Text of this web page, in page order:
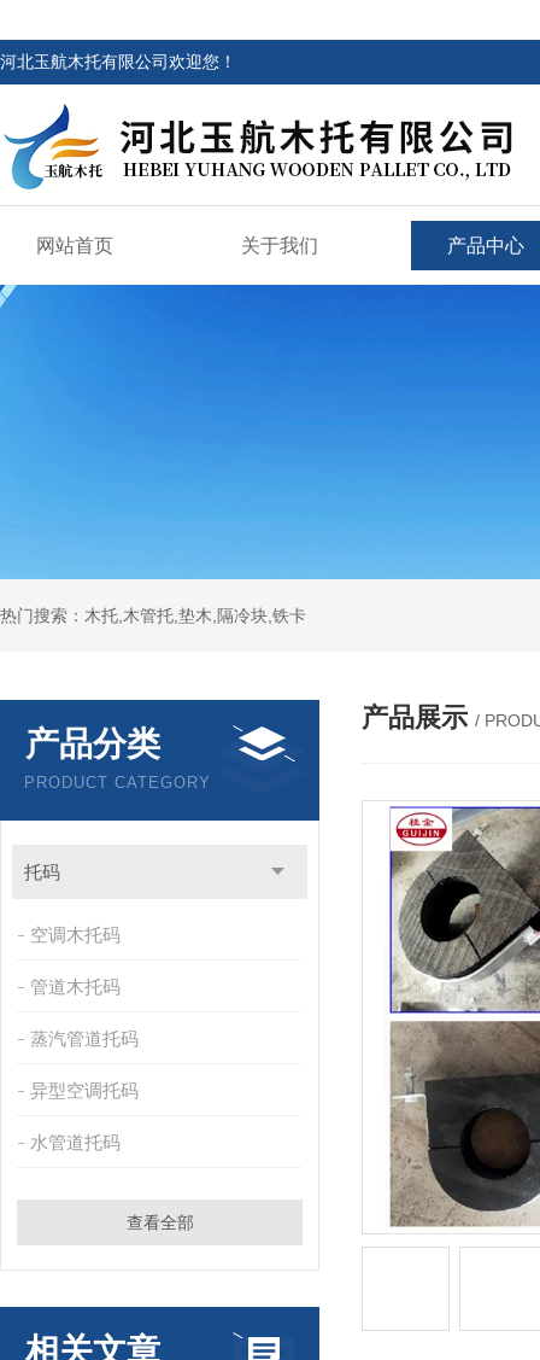
河北玉航木托有限公司欢迎您！
网站首页 关于我们 产品中心
热门搜索：木托,木管托,垫木,隔冷块,铁卡
产品分类
PRODUCT CATEGORY
托码
空调木托码
管道木托码
蒸汽管道托码
异型空调托码
水管道托码
查看全部
相关文章
产品展示 /